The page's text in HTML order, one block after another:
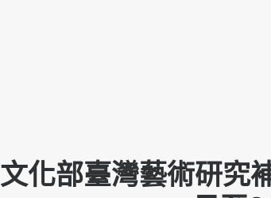
文化部臺灣藝術研究